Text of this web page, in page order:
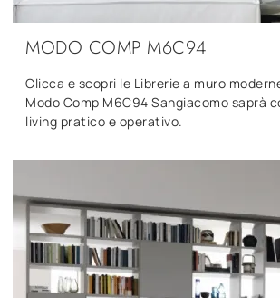
MODO COMP M6C94
Clicca e scopri le Librerie a muro
Modo Comp M6C94 Sangiacomo saprà
living pratico e operativo.